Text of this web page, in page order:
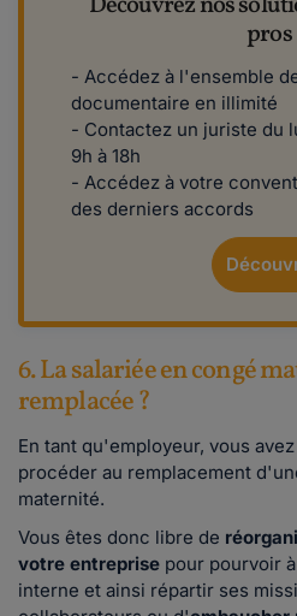
pros
- Accédez à l'ensemble
documentaire en illimité
- Contactez un juriste du
9h à 18h
- Accédez à votre
des derniers accords
6. La salariée en congé
remplacée ?
En tant qu'employeur, vous
procéder au remplacement
maternité.
Vous êtes donc libre de
votre entreprise pour pourvoir
interne et ainsi répartir ses